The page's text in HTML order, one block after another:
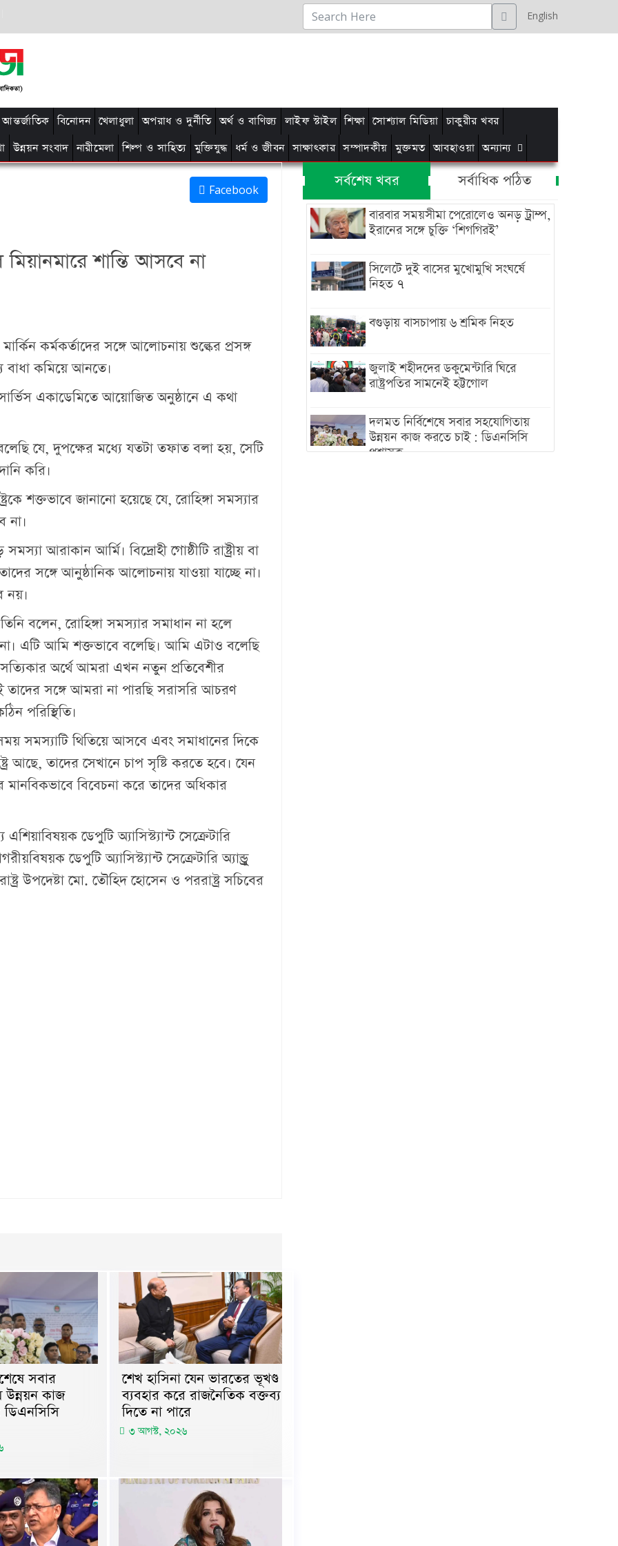
English
আন্তর্জাতিক বিনোদন খেলাধুলা অপরাধ ও দুর্নীতি অর্থ ও বাণিজ্য লাইফ স্টাইল শিক্ষা সোশ্যাল মিডিয়া চাকুরীর খবর
উন্নয়ন সংবাদ নারীমেলা শিল্প ও সাহিত্য মুক্তিযুদ্ধ ধর্ম ও জীবন সাক্ষাৎকার সম্পাদকীয় মুক্তমত আবহাওয়া অন্যান্য
Facebook
শান্তি আসবে না
কর্মকর্তাদের স‌ঙ্গে আলোচনায় শুল্কের প্রসঙ্গ
বাধা কমিয়ে আনতে।
একাডেমিতে আয়োজিত অনুষ্ঠানে এ কথা
যে, দুপক্ষের মধ্যে যতটা তফাত বলা হয়, সেটি
করি।
শক্তভাবে জানানো হয়েছে যে, রোহিঙ্গা সমস্যার
না।
আরাকান আর্মি। বিদ্রোহী গোষ্ঠীটি রাষ্ট্রীয় বা
সঙ্গে আনুষ্ঠানিক আলোচনায় যাওয়া যাচ্ছে না।
নয়।
বলেন, রোহিঙ্গা সমস্যার সমাধান না হলে
এটি আমি শক্তভাবে বলেছি। আমি এটাও বলেছি
অর্থে আমরা এখন নতুন প্রতিবেশীর
তাদের সঙ্গে আমরা না পারছি সরাসরি আচরণ
পরিস্থিতি।
সমস্যাটি থিতিয়ে আসবে এবং সমাধানের দিকে
আছে, তাদের সেখানে চাপ সৃষ্টি করতে হবে। যেন
মানবিকভাবে বিবেচনা করে তাদের অধিকার
এশিয়াবিষয়ক ডেপুটি অ্যাসিস্ট্যান্ট সেক্রেটারি
ডেপুটি অ্যাসিস্ট্যান্ট সেক্রেটারি অ্যান্ড্রু
উপদেষ্টা মো. তৌহিদ হোসেন ও পররাষ্ট্র সচিবের
সবার
উন্নয়ন কাজ
শেখ হাসিনা যেন ভারতের ভূখণ্ড
ব্যবহার করে রাজনৈতিক বক্তব্য
দিতে না পারে
৩ আগস্ট, ২০২৬
সর্বশেষ খবর সর্বাধিক পঠিত
বারবার সময়সীমা পেরোলেও অনড় ট্রাম্প,
ইরানের সঙ্গে চুক্তি ‘শিগগিরই’
সিলেটে দুই বাসের মুখোমুখি সংঘর্ষে
নিহত ৭
বগুড়ায় বাসচাপায় ৬ শ্রমিক নিহত
জুলাই শহীদদের ডকুমেন্টারি ঘিরে
রাষ্ট্রপতির সামনেই হট্টগোল
দলমত নির্বিশেষে সবার সহযোগিতায়
উন্নয়ন কাজ করতে চাই : ডিএনসিসি
প্রশাসক